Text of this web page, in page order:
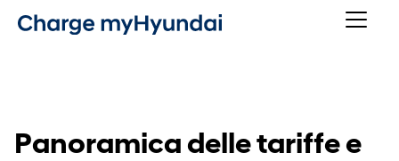
Panoramica delle tariffe e